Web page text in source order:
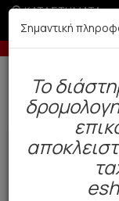
ΚΑΤΑΣΤΗΜΑΤΑ
δόσεις με πιστωτική άνω
Δωρεάν αποστολή
Ανδρας Κάλτσες
Σημαντική
To